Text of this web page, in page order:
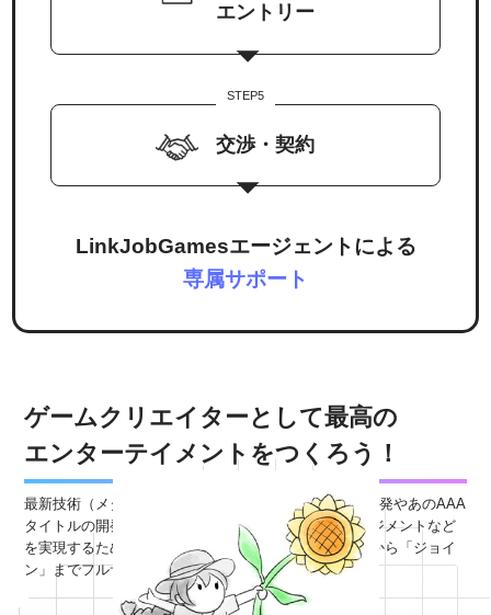
エントリー
STEP5
交渉・契約
LinkJobGamesエージェントによる
専属サポート
ゲームクリエイターとして最高の
エンターテイメントをつくろう！
最新技術（メタバース/VR/NFTなど）を使ったゲーム開発やあのAAA
タイトルの開発、
スタートアップゲーム会社でのマネジメントなど
を実現するために、
あなたの代わりに「案件さがし」から「ジョイ
ン」までフルサポートします。